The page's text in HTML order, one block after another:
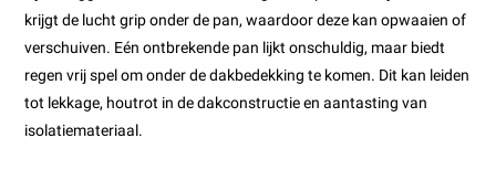
krijgt de lucht grip onder de pan, waardoor deze kan opwaaien of
verschuiven. Eén ontbrekende pan lijkt onschuldig, maar biedt
regen vrij spel om onder de dakbedekking te komen. Dit kan leiden
tot lekkage, houtrot in de dakconstructie en aantasting van
isolatiemateriaal.